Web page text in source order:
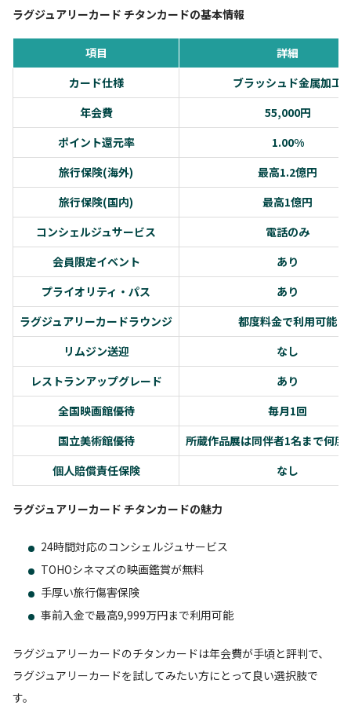
ラグジュアリーカード チタンカードの基本情報
項目
詳細
カード仕様
ブラッシュド金属加工
年会費
55,000円
ポイント還元率
1.00%
旅行保険(海外)
最高1.2億円
旅行保険(国内)
最高1億円
コンシェルジュサービス
電話のみ
会員限定イベント
あり
プライオリティ・パス
あり
ラグジュアリーカードラウンジ
都度料金で利用可能
リムジン送迎
なし
レストランアップグレード
あり
全国映画館優待
毎月1回
国立美術館優待
所蔵作品展は同伴者1名まで何度
個人賠償責任保険
なし
ラグジュアリーカード チタンカードの魅力
24時間対応のコンシェルジュサービス
TOHOシネマズの映画鑑賞が無料
手厚い旅行傷害保険
事前入金で最高9,999万円まで利用可能
ラグジュアリーカードのチタンカードは年会費が手頃と評判で、
ラグジュアリーカードを試してみたい方にとって良い選択肢で
す。